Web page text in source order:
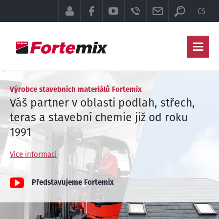
CS
TELEFON E-MAIL
KLIENTSKÁ SEKCE
FACEBOOKYOUTUBE
Výrobce stavebních materiálů Fortemix
Váš partner v oblasti podlah, střech,
teras a stavební chemie již od roku
1991
Více informací
Představujeme Fortemix